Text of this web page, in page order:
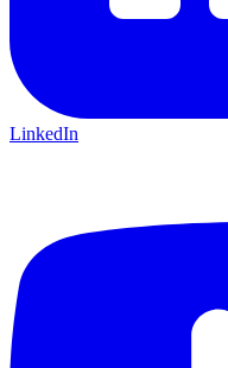
LinkedIn